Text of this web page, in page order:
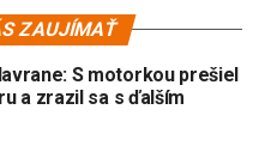
ZAUJÍMAŤ
S motorkou prešiel
a zrazil sa s ďalším